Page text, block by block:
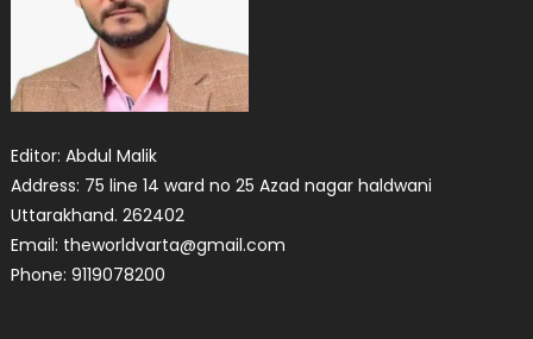
Editor: Abdul Malik
Address: 75 line 14 ward no 25 Azad nagar haldwani
Uttarakhand. 262402
Email: theworldvarta@gmail.com
Phone: 9119078200